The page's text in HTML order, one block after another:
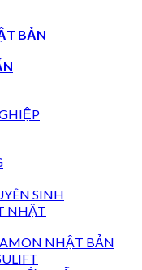
BẢN
SINH
NHẬT
NHẬT BẢN